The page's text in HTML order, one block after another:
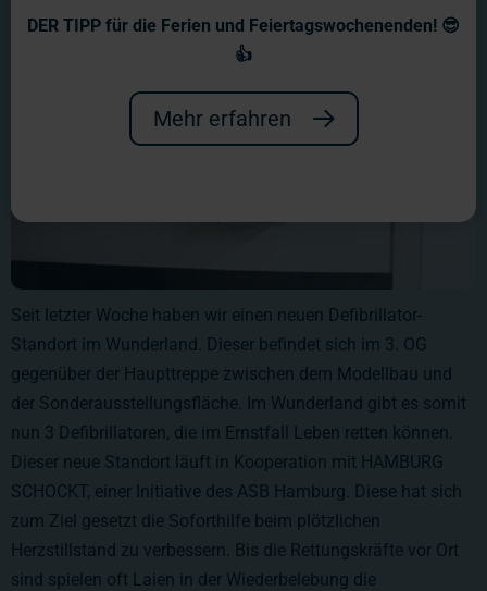
Seit letzter Woche haben wir einen neuen Defibrillator-
Standort im Wunderland. Dieser befindet sich im 3. OG
gegenüber der Haupttreppe zwischen dem Modellbau und
der Sonderausstellungsfläche. Im Wunderland gibt es somit
nun 3 Defibrillatoren, die im Ernstfall Leben retten können.
Dieser neue Standort läuft in Kooperation mit HAMBURG
SCHOCKT, einer Initiative des ASB Hamburg. Diese hat sich
zum Ziel gesetzt die Soforthilfe beim plötzlichen
Herzstillstand zu verbessern. Bis die Rettungskräfte vor Ort
sind spielen oft Laien in der Wiederbelebung die
DER TIPP für die Ferien und Feiertagswochenenden! 😎
👍
Mehr erfahren